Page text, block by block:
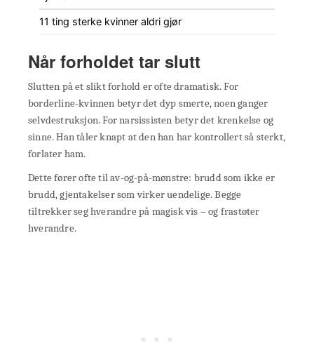
11 ting sterke kvinner aldri gjør
Når forholdet tar slutt
Slutten på et slikt forhold er ofte dramatisk. For
borderline-kvinnen betyr det dyp smerte, noen ganger
selvdestruksjon. For narsissisten betyr det krenkelse og
sinne. Han tåler knapt at den han har kontrollert så sterkt,
forlater ham.
Dette fører ofte til av-og-på-mønstre: brudd som ikke er
brudd, gjentakelser som virker uendelige. Begge
tiltrekker seg hverandre på magisk vis – og frastøter
hverandre.